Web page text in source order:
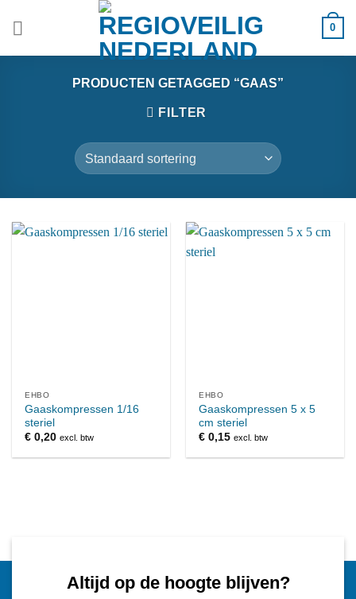
0
PRODUCTEN GETAGGED “GAAS”
FILTER
EHBO
Gaaskompressen 1/16
steriel
€ 0,20 excl. btw
EHBO
Gaaskompressen 5 x 5
cm steriel
€ 0,15 excl. btw
Altijd op de hoogte blijven?